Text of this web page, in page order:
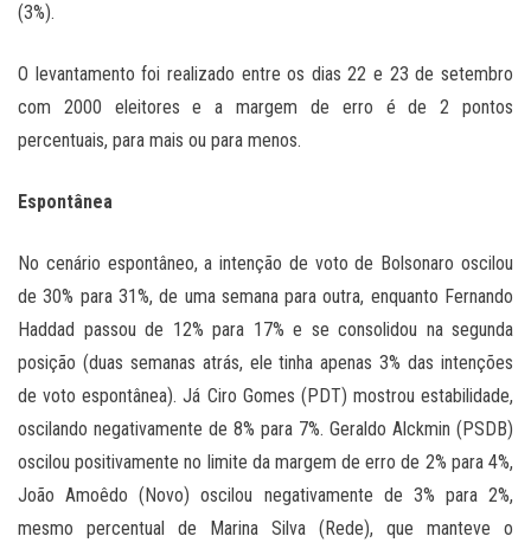
(3%).
O levantamento foi realizado entre os dias 22 e 23 de setembro
com 2000 eleitores e a margem de erro é de 2 pontos
percentuais, para mais ou para menos.
Espontânea
No cenário espontâneo, a intenção de voto de Bolsonaro oscilou
de 30% para 31%, de uma semana para outra, enquanto Fernando
Haddad passou de 12% para 17% e se consolidou na segunda
posição (duas semanas atrás, ele tinha apenas 3% das intenções
de voto espontânea). Já Ciro Gomes (PDT) mostrou estabilidade,
oscilando negativamente de 8% para 7%. Geraldo Alckmin (PSDB)
oscilou positivamente no limite da margem de erro de 2% para 4%,
João Amoêdo (Novo) oscilou negativamente de 3% para 2%,
mesmo percentual de Marina Silva (Rede), que manteve o